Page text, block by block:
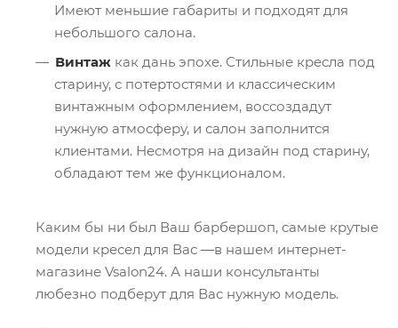
Имеют меньшие габариты и подходят для
небольшого салона.
Винтаж как дань эпохе. Стильные кресла под
старину, с потертостями и классическим
винтажным оформлением, воссоздадут
нужную атмосферу, и салон заполнится
клиентами. Несмотря на дизайн под старину,
обладают тем же функционалом.
Каким бы ни был Ваш барбершоп, самые крутые
модели кресел для Вас ―в нашем интернет-
магазине Vsalon24. А наши консультанты
любезно подберут для Вас нужную модель.